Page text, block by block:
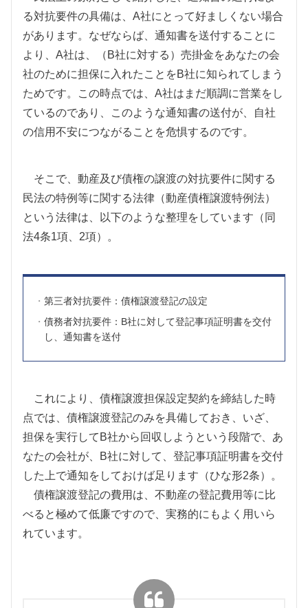
る対抗要件の具備は、 A社にとって好ましくない場合
があります。なぜならば、通知書を送付することに
より、 A社は、（ B社に対する）売掛金をあなたの会
社のために担保に入れたことをB社に知られてしまう
ためです。この時点では、 A社はまだ順調に営業をし
ているのであり、このような通知書の送付が、自社
の信用不安につながることを危惧するのです。
そこで、動産及び債権の譲渡の対抗要件に関する
民法の特例等に関する法律（動産債権譲渡特例法）
という法律は、以下のような整理をしています（同
法4条1項、 2項）。
第三者対抗要件：債権譲渡登記の設定
債務者対抗要件：B社に対して登記事項証明書を交付
し、通知書を送付
これにより、債権譲渡担保設定契約を締結した時
点では、債権譲渡登記のみを具備しておき、いざ、
担保を実行して B社から回収しようという段階で、あ
なたの会社が、
B社に対して、登記事項証明書を交付
した上で通知をしておけば足ります（ひな形2条）。
債権譲渡登記の費用は、不動産の登記費用等に比
べると極めて低廉ですので、実務的にもよく用いら
れています。